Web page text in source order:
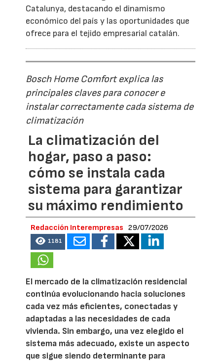
Catalunya, destacando el dinamismo
económico del país y las oportunidades que
ofrece para el tejido empresarial catalán.
Bosch Home Comfort explica las
principales claves para conocer e
instalar correctamente cada sistema de
climatización
La climatización del
hogar, paso a paso:
cómo se instala cada
sistema para garantizar
su máximo rendimiento
Redacción Interempresas 29/07/2026
1181
El mercado de la climatización residencial
continúa evolucionando hacia soluciones
cada vez más eficientes, conectadas y
adaptadas a las necesidades de cada
vivienda. Sin embargo, una vez elegido el
sistema más adecuado, existe un aspecto
que sigue siendo determinante para